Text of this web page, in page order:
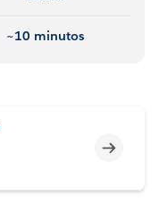
~10 minutos